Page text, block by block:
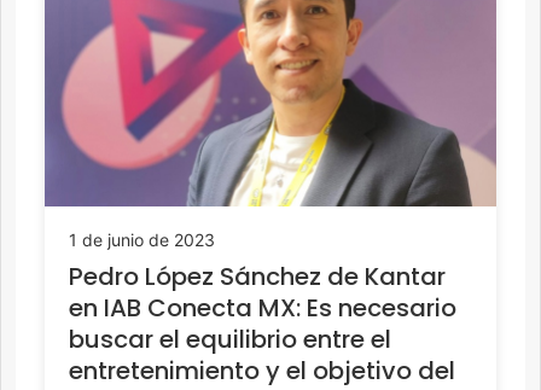
1 de junio de 2023
Pedro López Sánchez de Kantar
en IAB Conecta MX: Es necesario
buscar el equilibrio entre el
entretenimiento y el objetivo del